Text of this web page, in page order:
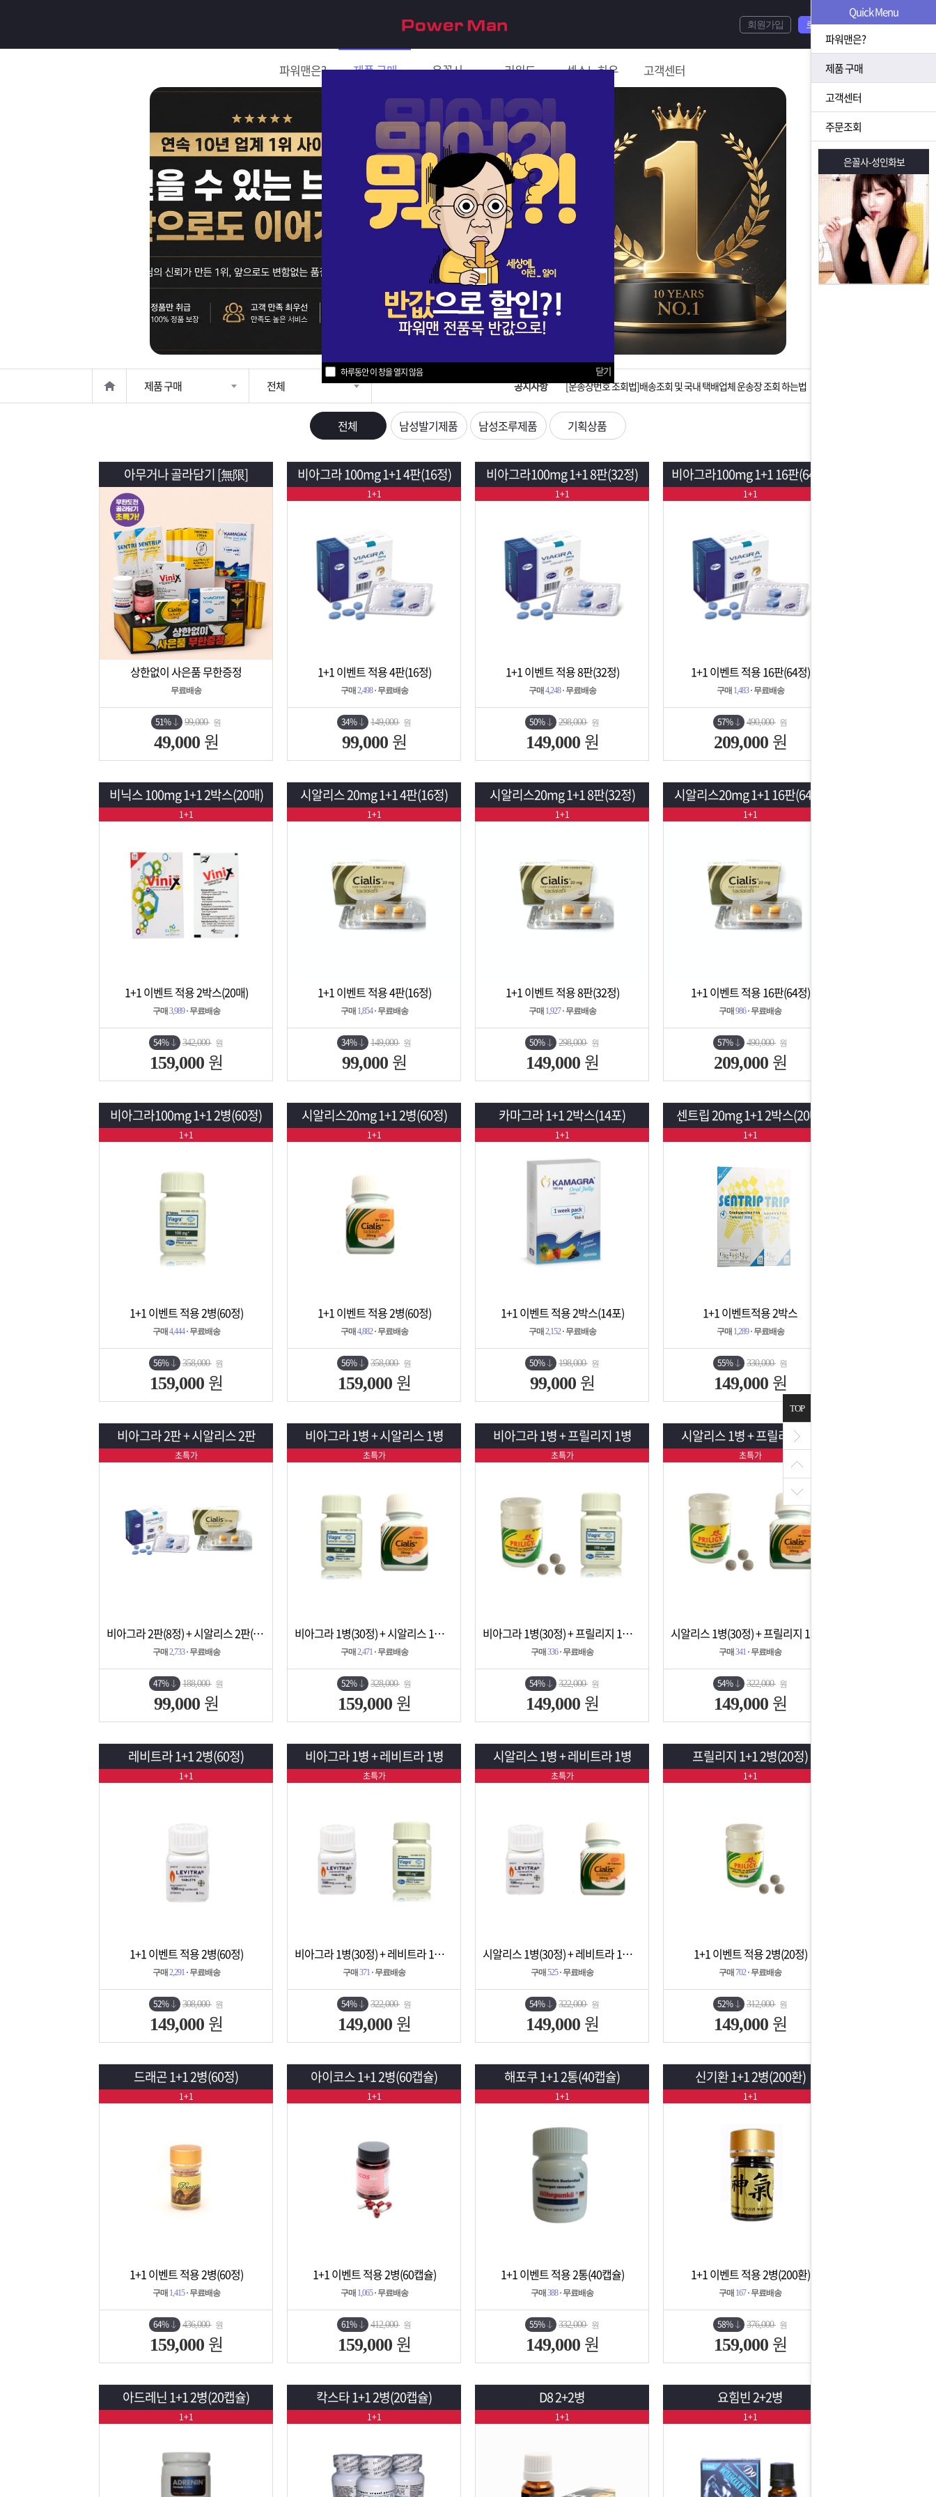
하루동안 이 창을 열지 않음 닫기
파워맨은? 제품 구매 은꼴사 리워드 섹스노하우 고객센터
회원가입 로그인
그
제품 구매 전체 공지사항
입금확인이 안되는 상황을 대비해 꼭 입금후 고객센터 연락바랍니다.
[2026구정 연휴]설 연휴 배송 및 휴무 안내
[운송장번호 조회법]배송조회 및 국내 택배업체 운송장 조회 하는법
[ios앱 오픈]아이폰 고객 앱설치 가능합니다.
입금확인이 안되는 상황을 대비해 꼭 입금후 고객센터 연락바랍니다.
전체 남성발기제품 남성조루제품 기획상품
아무거나 골라담기 [無限]
상세보기 담기
상한없이 사은품 무한증정
무료배송
51% 99,000 원
49,000 원
비아그라 100mg 1+1 4판(16정)
상세보기 담기
1+1 이벤트 적용 4판(16정)
구매 2,498· 무료배송
34% 149,000 원
99,000 원
1+1
비아그라100mg 1+1 8판(32정)
상세보기 담기
1+1 이벤트 적용 8판(32정)
구매 4,248· 무료배송
50% 298,000 원
149,000 원
1+1
비아그라100mg 1+1 16판(64정)
상세보기 담기
1+1 이벤트 적용 16판(64정)
구매 1,483· 무료배송
57% 490,000 원
209,000 원
1+1
비닉스 100mg 1+1 2박스(20매)
상세보기 담기
1+1 이벤트 적용 2박스(20매)
구매 3,989· 무료배송
54% 342,000 원
159,000 원
1+1
시알리스 20mg 1+1 4판(16정)
상세보기 담기
1+1 이벤트 적용 4판(16정)
구매 1,854· 무료배송
34% 149,000 원
99,000 원
1+1
시알리스20mg 1+1 8판(32정)
상세보기 담기
1+1 이벤트 적용 8판(32정)
구매 1,927· 무료배송
50% 298,000 원
149,000 원
1+1
시알리스20mg 1+1 16판(64정)
상세보기 담기
1+1 이벤트 적용 16판(64정)
구매 986· 무료배송
57% 490,000 원
209,000 원
1+1
비아그라100mg 1+1 2병(60정)
상세보기 담기
1+1 이벤트 적용 2병(60정)
구매 4,444· 무료배송
56% 358,000 원
159,000 원
1+1
시알리스20mg 1+1 2병(60정)
상세보기 담기
1+1 이벤트 적용 2병(60정)
구매 4,882· 무료배송
56% 358,000 원
159,000 원
1+1
카마그라 1+1 2박스(14포)
상세보기 담기
1+1 이벤트 적용 2박스(14포)
구매 2,152· 무료배송
50% 198,000 원
99,000 원
1+1
센트립 20mg 1+1 2박스(20매)
상세보기 담기
1+1 이벤트적용 2박스
구매 1,289· 무료배송
55% 330,000 원
149,000 원
1+1
비아그라 2판 + 시알리스 2판
상세보기 담기
비아그라 2판(8정) + 시알리스 2판(8정)
구매 2,733· 무료배송
47% 188,000 원
99,000 원
초특가
비아그라 1병 + 시알리스 1병
상세보기 담기
비아그라 1병(30정) + 시알리스 1병(30정)
구매 2,471· 무료배송
52% 328,000 원
159,000 원
초특가
비아그라 1병 + 프릴리지 1병
상세보기 담기
비아그라 1병(30정) + 프릴리지 1병(10정)
구매 336· 무료배송
54% 322,000 원
149,000 원
초특가
시알리스 1병 + 프릴리지 1병
상세보기 담기
구매 341 · 무료배송
54% 322,000 원
149,000 원
초특가
레비트라 1+1 2병(60정)
상세보기 담기
1+1 이벤트 적용 2병(60정)
구매 2,291· 무료배송
52% 308,000 원
149,000 원
1+1
비아그라 1병 + 레비트라 1병
상세보기 담기
비아그라 1병(30정) + 레비트라 1병(30정)
구매 371 · 무료배송
54% 322,000 원
149,000 원
초특가
시알리스 1병 + 레비트라 1병
상세보기 담기
시알리스 1병(30정) + 레비트라 1병(30정)
구매 525· 무료배송
54% 322,000 원
149,000 원
초특가
프릴리지 1+1 2병(20정)
상세보기 담기
1+1 이벤트 적용 2병(20정)
구매 702· 무료배송
52% 312,000 원
149,000 원
1+1
드래곤 1+1 2병(60정)
상세보기 담기
1+1 이벤트 적용 2병(60정)
구매 1,415· 무료배송
64% 436,000 원
159,000 원
1+1
아이코스 1+1 2병(60캡슐)
상세보기 담기
1+1 이벤트 적용 2병(60캡슐)
구매 1,065· 무료배송
61% 412,000 원
159,000 원
1+1
해포쿠 1+1 2통(40캡슐)
상세보기 담기
1+1 이벤트 적용 2통(40캡슐)
구매 388· 무료배송
55% 332,000 원
149,000 원
1+1
신기환 1+1 2병(200환)
상세보기 담기
1+1 이벤트 적용 2병(200환)
구매 167· 무료배송
58% 376,000 원
159,000 원
1+1
아드레닌 1+1 2병(20캡슐)
1+1
칵스타 1+1 2병(20캡슐)
1+1
D8 2+2병
1+1
요힘빈 2+2병
1+1
Quick Menu
파워맨은?
제품 구매
고객센터
주문조회
은꼴사-성인화보 은꼴사-성인화보
TOP